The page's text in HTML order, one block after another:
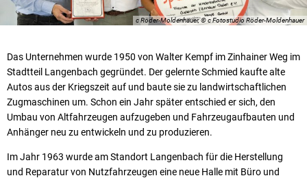
c Röder-Moldenhauer, © c Fotostudio Röder-Moldenhauer
Das Unternehmen wurde 1950 von Walter Kempf im Zinhainer Weg im
Stadtteil Langenbach gegründet. Der gelernte Schmied kaufte alte
Autos aus der Kriegszeit auf und baute sie zu landwirtschaftlichen
Zugmaschinen um. Schon ein Jahr später entschied er sich, den
Umbau von Altfahrzeugen aufzugeben und Fahrzeugaufbauten und
Anhänger neu zu entwickeln und zu produzieren.
Im Jahr 1963 wurde am Standort Langenbach für die Herstellung
und Reparatur von Nutzfahrzeugen eine neue Halle mit Büro und